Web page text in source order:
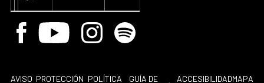
Facebook
Youtube InstagramSpotify
AVISO PROTECCIÓN POLÍTICA
GUÍA DE
ACCESIBILIDADMAPA